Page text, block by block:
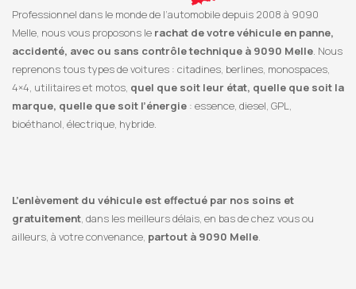
Professionnel dans le monde de l’automobile depuis 2008 à 9090
Melle, nous vous proposons le rachat de votre véhicule en panne,
accidenté, avec ou sans contrôle technique à 9090 Melle. Nous
reprenons tous types de voitures : citadines, berlines, monospaces,
4×4, utilitaires et motos, quel que soit leur état, quelle que soit la
marque, quelle que soit l’énergie : essence, diesel, GPL,
bioéthanol, électrique, hybride.
L’enlèvement du véhicule est effectué par nos soins et
gratuitement, dans les meilleurs délais, en bas de chez vous ou
ailleurs, à votre convenance, partout à 9090 Melle.